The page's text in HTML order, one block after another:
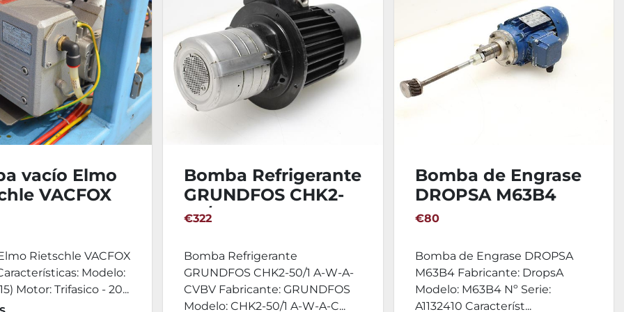
vacío Elmo
VACFOX
Rietschle VACFOX
Modelo:
Motor: Trifasico - 20...
Bomba Refrigerante
GRUNDFOS CHK2-
50/1 A-W-A-CVBV
€322
Bomba Refrigerante
GRUNDFOS CHK2-50/1 A-W-A-
CVBV Fabricante: GRUNDFOS
Modelo: CHK2-50/1 A-W-A-C...
Bomba de Engrase
DROPSA M63B4
€80
Bomba de Engrase DROPSA
M63B4 Fabricante: DropsA
Modelo: M63B4 Nº Serie:
A1132410 Característ...